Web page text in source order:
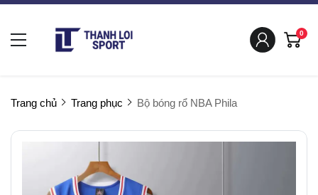
0
Trang chủ Trang phục Bộ bóng rổ NBA Phila